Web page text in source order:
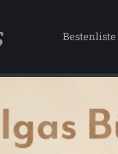
Bestenliste